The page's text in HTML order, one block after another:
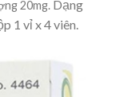
20mg. Dạng
1 vỉ x 4 viên.